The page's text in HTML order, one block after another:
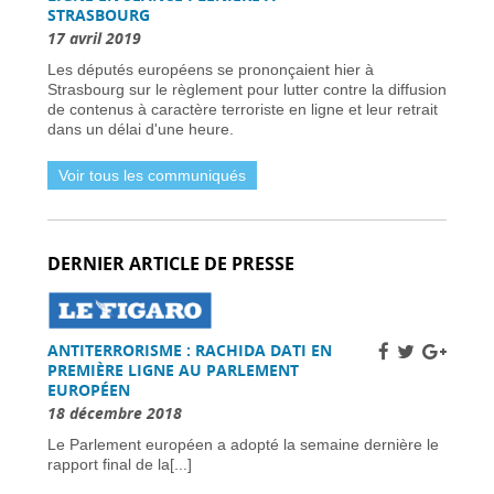
Dernière chance pour les skieurs cette saison -
31 mars 2026
Vol Ryanair : des passagers bloqués en France
à cause des retards de l’EES -31 mars 2026
Air France-KLM augmente les tarifs long-
courrier face à la crise pétrolière du Moyen-
Orient -30 mars 2026
Nationaux britanniques à double nationalité:
défis de renouvellement de passeport dans le
L’extrême droite et la gauche enregistrent des
gains importants - 30 mars 2026
Sénat français approuve la loi sur l’ANPR pour
renforcer les moyens de lutte contre la
criminalité -29 mars 2026
Femme britannique disparue à Nîmes
retrouvée saine et sauve en Italie -
2026
Un chauffeur routier condamné à 11 700 €
d’amende en France pour fraude systématique
aux péages autoroutiers -29 mars 2026
STRASBOURG
17 avril 2019
Les députés européens se prononçaient hier à
Strasbourg sur le règlement pour lutter contre la diffusion
de contenus à caractère terroriste en ligne et leur retrait
dans un délai d'une heure.
Voir tous les communiqués
DERNIER ARTICLE DE PRESSE
ANTITERRORISME : RACHIDA DATI EN
PREMIÈRE LIGNE AU PARLEMENT
EUROPÉEN
18 décembre 2018
Le Parlement européen a adopté la semaine dernière le
rapport final de la[...]